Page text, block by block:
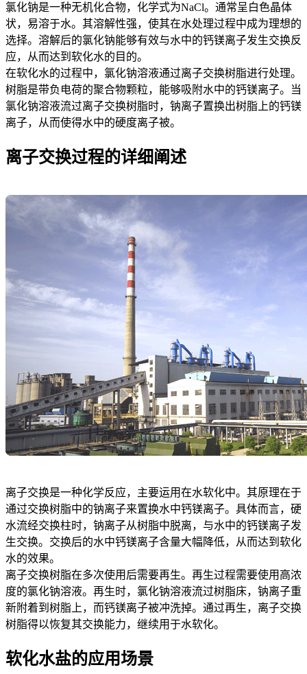
氯化钠是一种无机化合物，化学式为NaCl。通常呈白色晶体
状，易溶于水。其溶解性强，使其在水处理过程中成为理想的
选择。溶解后的氯化钠能够有效与水中的钙镁离子发生交换反
应，从而达到软化水的目的。
在软化水的过程中，氯化钠溶液通过离子交换树脂进行处理。
树脂是带负电荷的聚合物颗粒，能够吸附水中的钙镁离子。当
氯化钠溶液流过离子交换树脂时，钠离子置换出树脂上的钙镁
离子，从而使得水中的硬度离子被。
离子交换过程的详细阐述
离子交换是一种化学反应，主要运用在水软化中。其原理在于
通过交换树脂中的钠离子来置换水中钙镁离子。具体而言，硬
水流经交换柱时，钠离子从树脂中脱离，与水中的钙镁离子发
生交换。交换后的水中钙镁离子含量大幅降低，从而达到软化
水的效果。
离子交换树脂在多次使用后需要再生。再生过程需要使用高浓
度的氯化钠溶液。再生时，氯化钠溶液流过树脂床，钠离子重
新附着到树脂上，而钙镁离子被冲洗掉。通过再生，离子交换
树脂得以恢复其交换能力，继续用于水软化。
软化水盐的应用场景